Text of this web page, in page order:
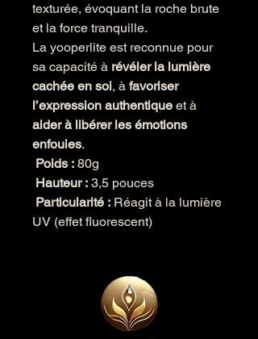
texturée, évoquant la roche brute
et la force tranquille.
La yooperlite est reconnue pour
sa capacité à révéler la lumière
cachée en soi, à favoriser
l’expression authentique et à
aider à libérer les émotions
enfouies.
Poids : 80g
Hauteur : 3,5 pouces
Particularité : Réagit à la lumière
UV (effet fluorescent)